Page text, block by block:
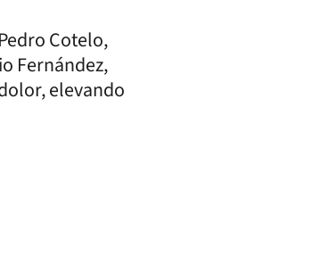
Cotelo,
Fernández,
elevando